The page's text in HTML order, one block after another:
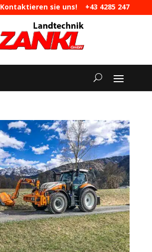
Kontaktieren sie uns! +43 4285 247
|maschinen@landtechnik-zankl.at